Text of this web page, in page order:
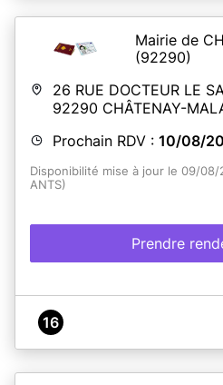
Mairie de
(92290)
26 RUE DOCTEUR LE
92290 CHÂTENAY-
Prochain RDV : 10/08/
Disponibilité mise à jour le 09/08/
ANTS)
Prendre
16